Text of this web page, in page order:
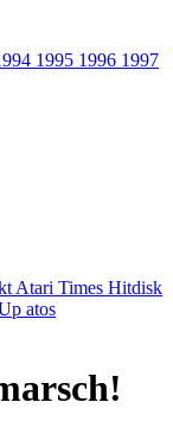
1995 1996 1997
Atari Times Hitdisk
atos